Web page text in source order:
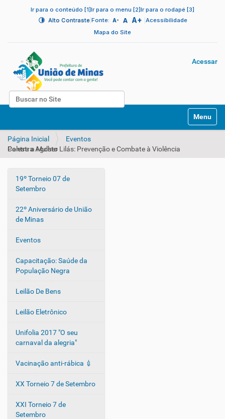
Ir para o conteúdo [1]Ir para o menu [2]Ir para o rodapé [3]
Alto Contraste| Fonte: A- A A+ Acessibilidade
Mapa do Site
Busca
Acessar
v
Toggle
Página Inicial
Eventos
Palestra Agosto Lilás: Prevenção e Combate à Violência Contra a Mulher
N
a
v
e
a
ç
ã
19º Torneio 07 de
Setembro
22º Aniversário de União
de Minas
Eventos
Capacitação: Saúde da
População Negra
Leilão De Bens
Leilão Eletrônico
Unifolia 2017 "O seu
carnaval da alegria"
Vacinação anti-rábica 💉
XX Torneio 7 de Setembro
XXI Torneio 7 de
Setembro